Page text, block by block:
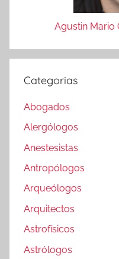
Agustin Mario
Categorias
Abogados
Alergólogos
Anestesistas
Antropólogos
Arqueólogos
Arquitectos
Astrofísicos
Astrólogos